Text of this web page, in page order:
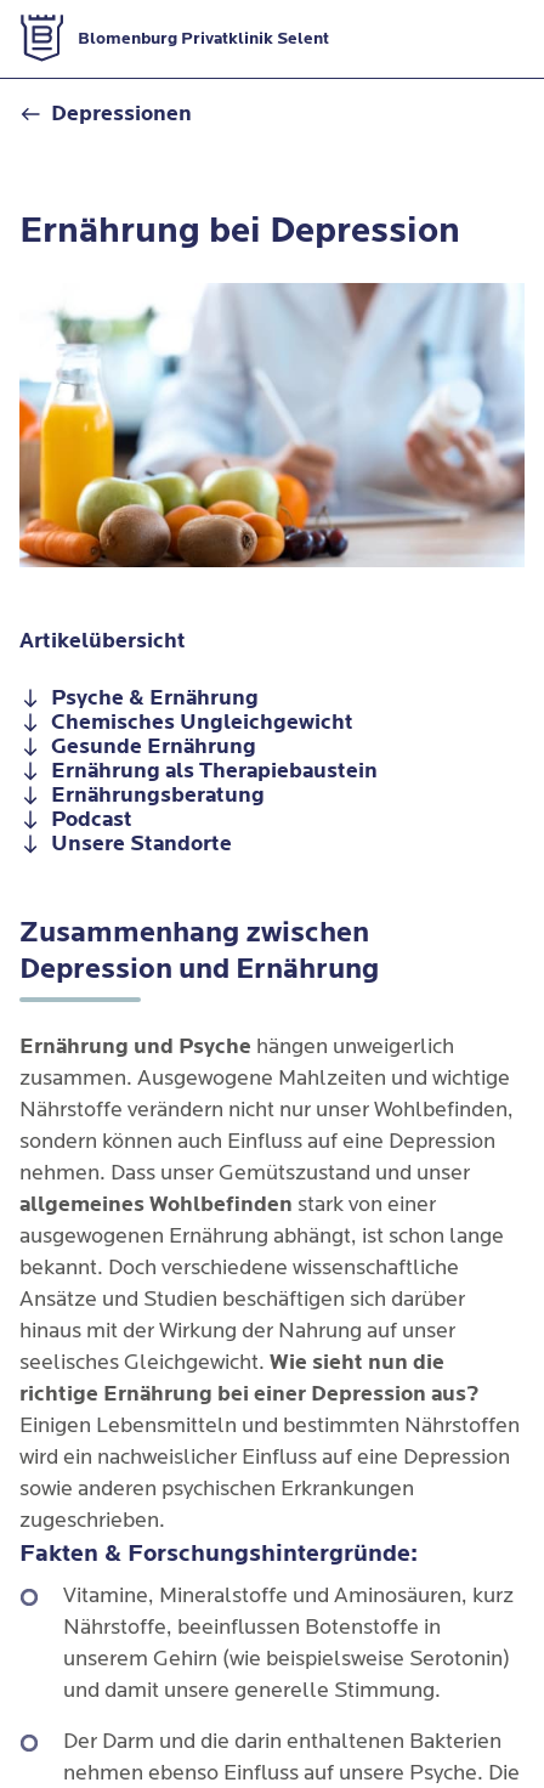
Zur Startseite
Blomenburg Privatklinik Selent
Depressionen
Ernährung bei Depression
Artikelübersicht
Psyche & Ernährung
Chemisches Ungleichgewicht
Gesunde Ernährung
Ernährung als Therapiebaustein
Ernährungsberatung
Podcast
Unsere Standorte
Zusammenhang zwischen
Depression und Ernährung
Ernährung und Psyche hängen unweigerlich
zusammen. Ausgewogene Mahlzeiten und wichtige
Nährstoffe verändern nicht nur unser Wohlbefinden,
sondern können auch Einfluss auf eine Depression
nehmen. Dass unser Gemütszustand und unser
allgemeines Wohlbefinden stark von einer
ausgewogenen Ernährung abhängt, ist schon lange
bekannt. Doch verschiedene wissenschaftliche
Ansätze und Studien beschäftigen sich darüber
hinaus mit der Wirkung der Nahrung auf unser
seelisches Gleichgewicht. Wie sieht nun die
richtige Ernährung bei einer Depression aus?
Einigen Lebensmitteln und bestimmten Nährstoffen
wird ein nachweislicher Einfluss auf eine Depression
sowie anderen psychischen Erkrankungen
zugeschrieben.
Fakten & Forschungshintergründe:
Vitamine, Mineralstoffe und Aminosäuren, kurz
Nährstoffe, beeinflussen Botenstoffe in
unserem Gehirn (wie beispielsweise Serotonin)
und damit unsere generelle Stimmung.
Der Darm und die darin enthaltenen Bakterien
nehmen ebenso Einfluss auf unsere Psyche. Die